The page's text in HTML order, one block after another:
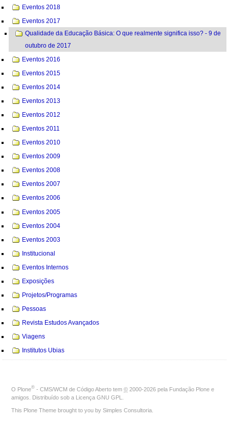
Eventos 2018
Eventos 2017
Qualidade da Educação Básica: O que realmente significa isso? - 9 de
outubro de 2017
Eventos 2016
Eventos 2015
Eventos 2014
Eventos 2013
Eventos 2012
Eventos 2011
Eventos 2010
Eventos 2009
Eventos 2008
Eventos 2007
Eventos 2006
Eventos 2005
Eventos 2004
Eventos 2003
Institucional
Eventos Internos
Exposições
Projetos/Programas
Pessoas
Revista Estudos Avançados
Viagens
Institutos Ubias
O Plone® - CMS/WCM de Código Aberto tem © 2000-2026 pela Fundação Plone e
amigos. Distribuído sob a Licença GNU GPL
This Plone Theme brought to you by Simples Consultoria